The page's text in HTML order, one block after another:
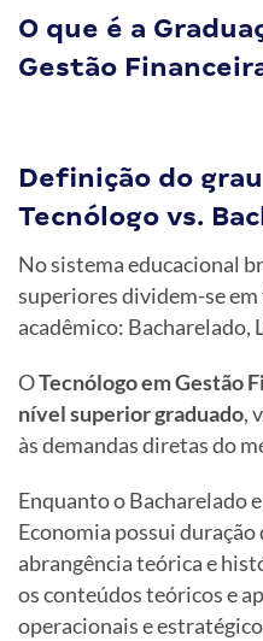
O que é a
Gestão
Definição do
Tecnólogo vs.
No sistema educacional
superiores dividem-se
acadêmico: Bacharelado,
OTecnólogo em Gestão
nível superior graduado,
às demandas diretas do
Enquanto o Bacharelado
Economia possui duração
abrangência teórica e
os conteúdos teóricos e
operacionais e